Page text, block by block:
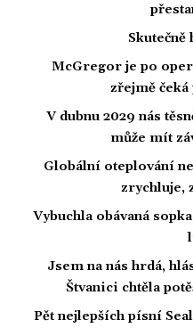
Skutečně
McGregor je po
zřejmě
V dubnu 2029 nás
může mít
Globální oteplování
zrychluje,
Vybuchla obávaná
Jsem na nás hrdá,
Štvanici chtěla
Pět nejlepších písní